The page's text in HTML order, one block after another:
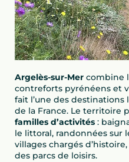
Argelès-sur-Mer combine
contreforts pyrénéens et
fait l’une des destinations
de la France. Le territoire
familles d’activités :
le littoral, randonnées sur
villages chargés
des parcs de loisirs.